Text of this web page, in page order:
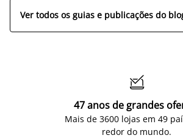
Ver todos os guias e publicações do

47 anos de grandes
Mais de 3600 lojas em 49
redor do mundo.